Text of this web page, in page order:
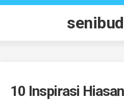
Skip
10 Inspirasi